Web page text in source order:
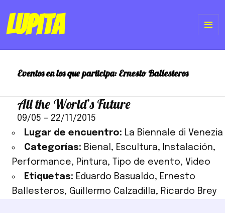
Lupita
Eventos en los que participa:Ernesto Ballesteros
All the World’s Future
09/05 – 22/11/2015
Lugar de encuentro: La Biennale di Venezia
Categorías: Bienal , Escultura, Instalación,
Performance, Pintura, Tipo de evento, Video
Etiquetas: Eduardo Basualdo, Ernesto
Ballesteros, Guillermo Calzadilla, Ricardo Brey